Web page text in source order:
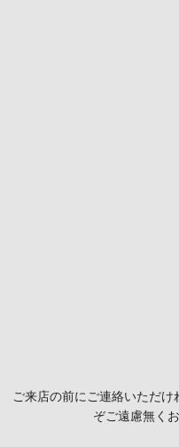
ご来店の前にご連絡いただ
ぞご遠慮無く